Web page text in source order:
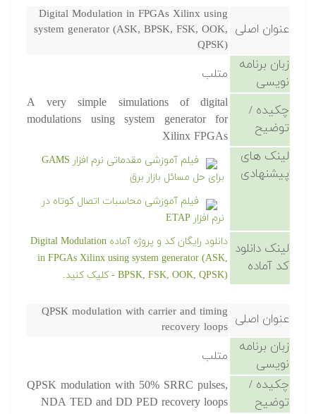
عنوان اصلی
Digital Modulation in FPGAs Xilinx using
system generator (ASK, BPSK, FSK, OOK,
QPSK)
زبان برنامه
نویسی
متلب
چکیده /
توضیح
A very simple simulations of digital
modulations using system generator for
Xilinx FPGAs
لینک های
پیشنهادی
فیلم آموزشی مقدماتی نرم افزار GAMS
برای حل مسائل بازار برق
فیلم آموزشی محاسبات اتصال کوتاه در
نرم افزار ETAP
لینک دانلود
کد آماده
دانلود رایگان کد و پروژه آماده Digital Modulation
in FPGAs Xilinx using system generator (ASK,
BPSK, FSK, OOK, QPSK) - کلیک کنید.
عنوان اصلی QPSK modulation with carrier and timing
recovery loops
زبان برنامه
نویسی
متلب
چکیده /
توضیح
QPSK modulation with 50% SRRC pulses,
NDA TED and DD PED recovery loops